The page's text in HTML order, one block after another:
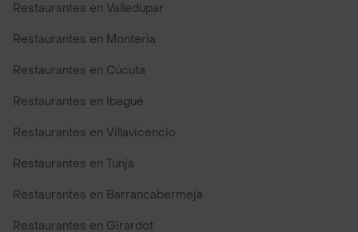
Restaurantes en Valledupar
Restaurantes en Monteria
Restaurantes en Cúcuta
Restaurantes en Ibagué
Restaurantes en Villavicencio
Restaurantes en Tunja
Restaurantes en Barrancabermeja
Restaurantes en Girardot